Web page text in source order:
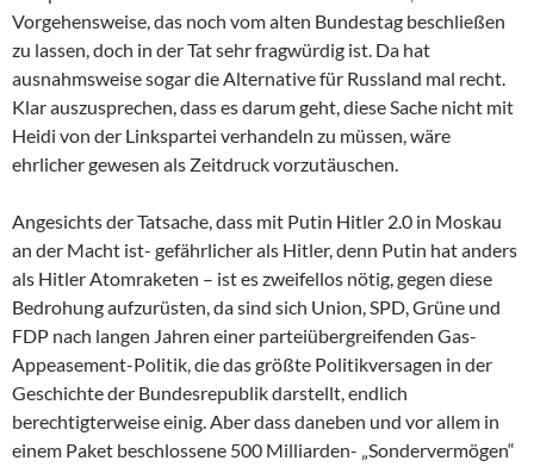
Vorgehensweise, das noch vom alten Bundestag beschließen
zu lassen, doch in der Tat sehr fragwürdig ist. Da hat
ausnahmsweise sogar die Alternative für Russland mal recht.
Klar auszusprechen, dass es darum geht, diese Sache nicht mit
Heidi von der Linkspartei verhandeln zu müssen, wäre
ehrlicher gewesen als Zeitdruck vorzutäuschen.
Angesichts der Tatsache, dass mit Putin Hitler 2.0 in Moskau
an der Macht ist- gefährlicher als Hitler, denn Putin hat anders
als Hitler Atomraketen – ist es zweifellos nötig, gegen diese
Bedrohung aufzurüsten, da sind sich Union, SPD, Grüne und
FDP nach langen Jahren einer parteiübergreifenden Gas-
Appeasement-Politik, die das größte Politikversagen in der
Geschichte der Bundesrepublik darstellt, endlich
berechtigterweise einig. Aber dass daneben und vor allem in
einem Paket beschlossene 500 Milliarden- „Sondervermögen“